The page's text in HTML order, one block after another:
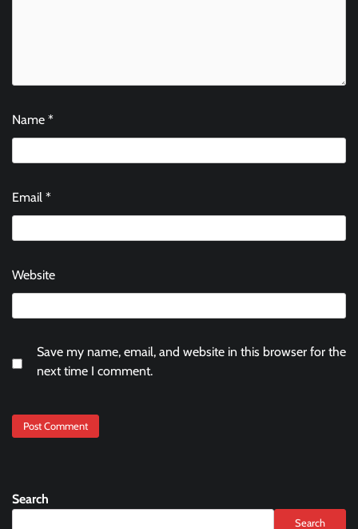
Name *
Email *
Website
Save my name, email, and website in this browser for the
next time I comment.
Search
Search